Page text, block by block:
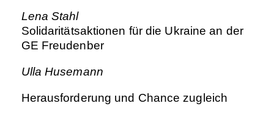
Lena Stahl
Solidaritätsaktionen für die Ukraine an der
GE Freudenber
Ulla Husemann
Herausforderung und Chance zugleich